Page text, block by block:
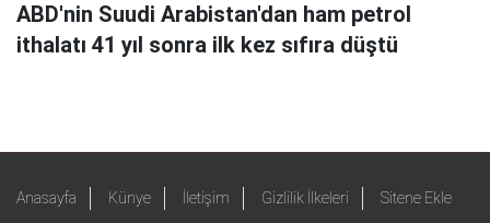
ABD'nin Suudi Arabistan'dan ham petrol
ithalatı 41 yıl sonra ilk kez sıfıra düştü
Anasayfa Künye İletişim Gizlilik İlkeleri Sitene Ekle